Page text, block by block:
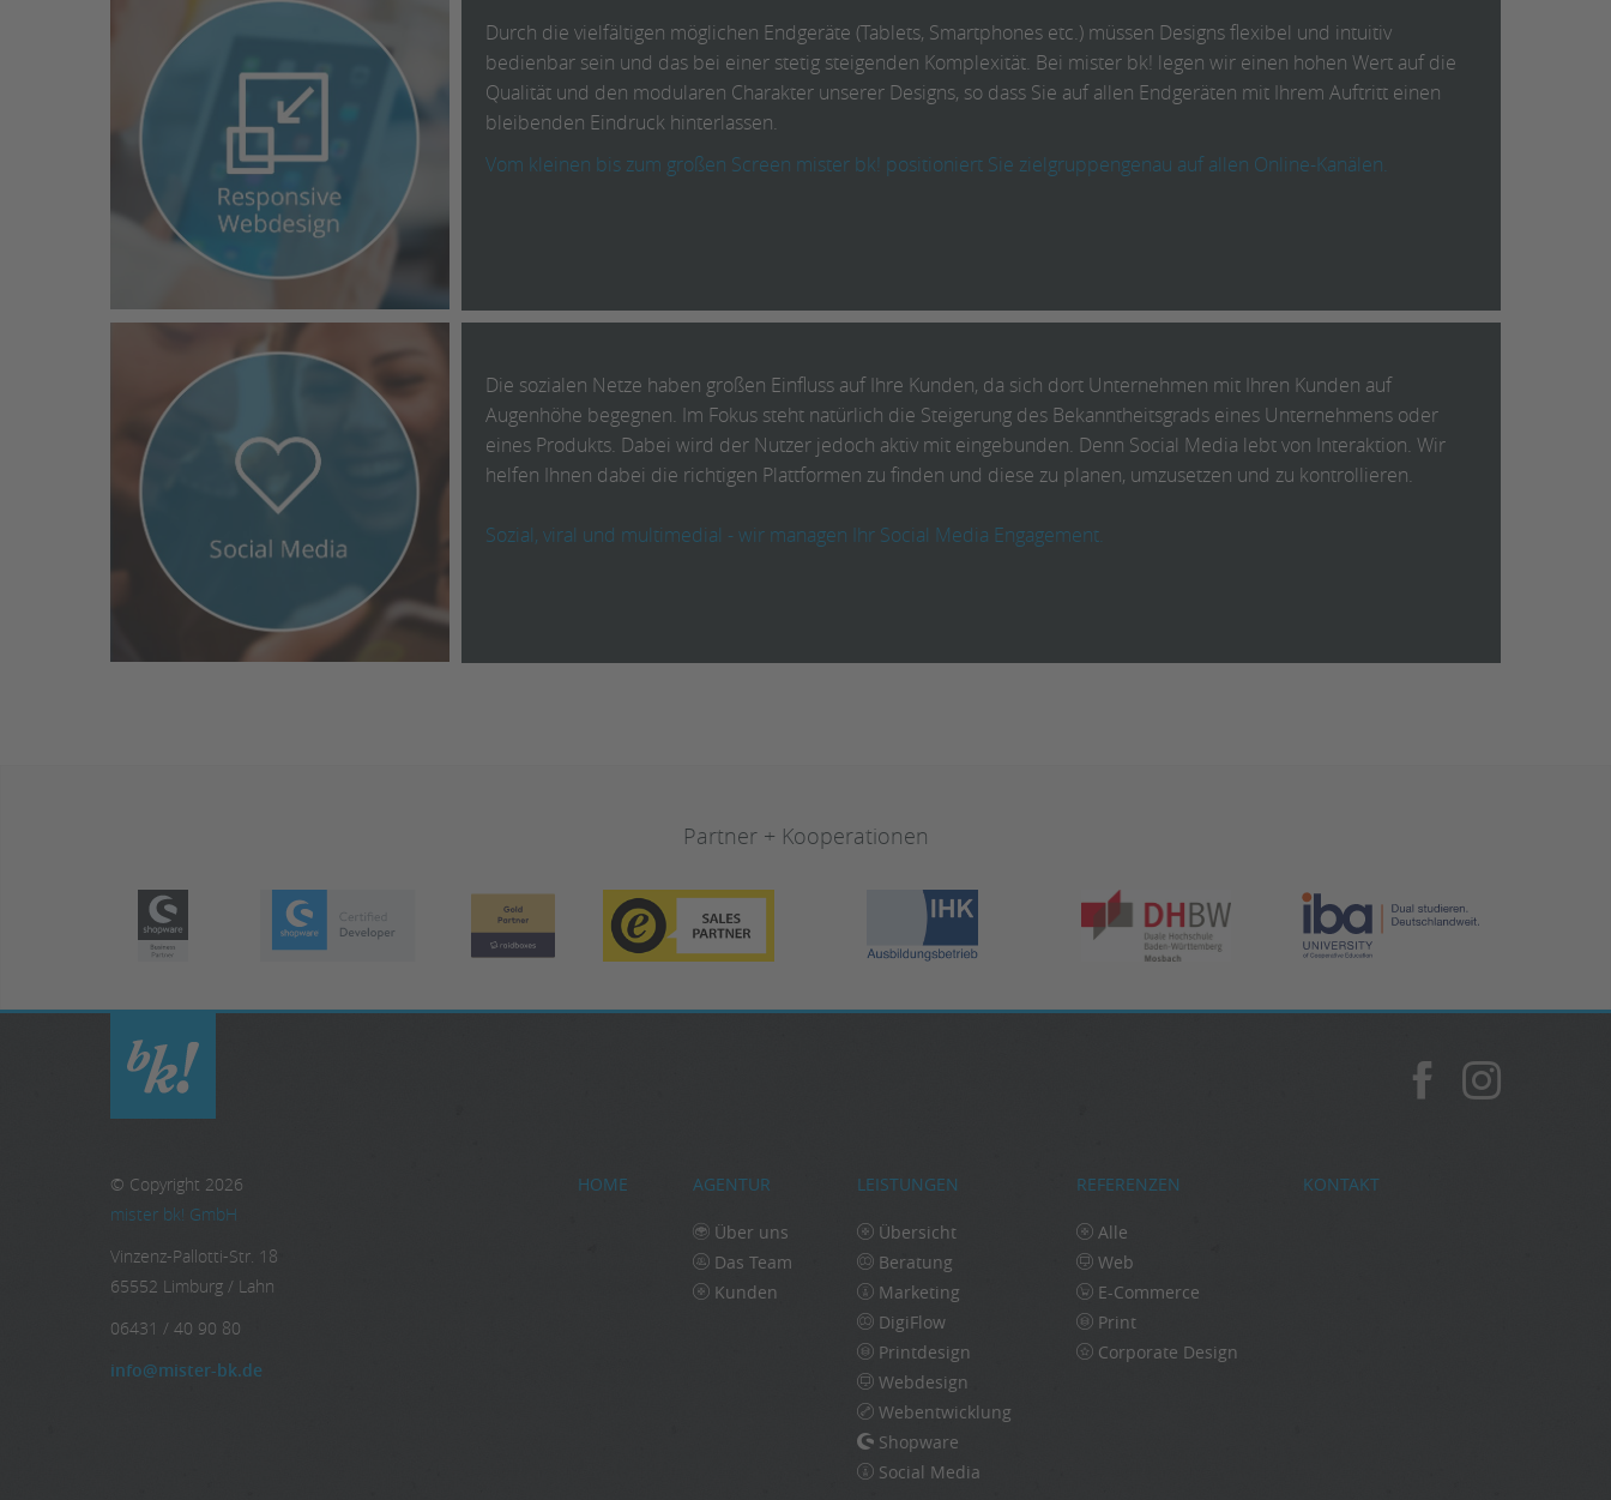
Durch die vielfältigen möglichen Endgeräte (Tablets, Smartphones etc.) müssen Designs flexibel und intuitiv
bedienbar sein und das bei einer stetig steigenden Komplexität. Bei mister bk! legen wir einen hohen Wert auf die
Qualität und den modularen Charakter unserer Designs, so dass Sie auf allen Endgeräten mit Ihrem Auftritt einen
bleibenden Eindruck hinterlassen.
Vom kleinen bis zum großen Screen mister bk! positioniert Sie zielgruppengenau auf allen Online-Kanälen.
Die sozialen Netze haben großen Einfluss auf Ihre Kunden, da sich dort Unternehmen mit Ihren Kunden auf
Augenhöhe begegnen. Im Fokus steht natürlich die Steigerung des Bekanntheitsgrads eines Unternehmens oder
eines Produkts. Dabei wird der Nutzer jedoch aktiv mit eingebunden. Denn Social Media lebt von Interaktion. Wir
helfen Ihnen dabei die richtigen Plattformen zu finden und diese zu planen, umzusetzen und zu kontrollieren.
Sozial, viral und multimedial - wir managen Ihr Social Media Engagement.
Partner + Kooperationen
© Copyright 2026
mister bk! GmbH
Vinzenz-Pallotti-Str. 18
65552 Limburg / Lahn
06431 / 40 90 80
info@mister-bk.de
HOME AGENTUR
Über uns
Das Team
Kunden
LEISTUNGEN
Übersicht
Beratung
Marketing
DigiFlow
Printdesign
Webdesign
Webentwicklung
Shopware
Social Media
REFERENZEN
Alle
Web
E-Commerce
Print
Corporate Design
KONTAKT